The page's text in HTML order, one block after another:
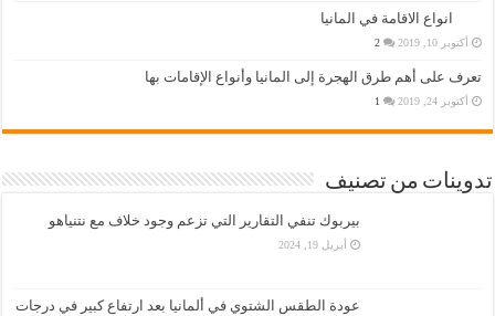
انواع الاقامة في المانيا
أكتوبر 10, 2019 2
تعرف على أهم طرق الهجرة إلى المانيا وأنواع الإقامات بها
أكتوبر 24, 2019 1
تدوينات من تصنيف
بيربوك تنفي التقارير التي تزعم وجود خلاف مع نتنياهو
أبريل 19, 2024
عودة الطقس الشتوي في ألمانيا بعد ارتفاع كبير في درجات